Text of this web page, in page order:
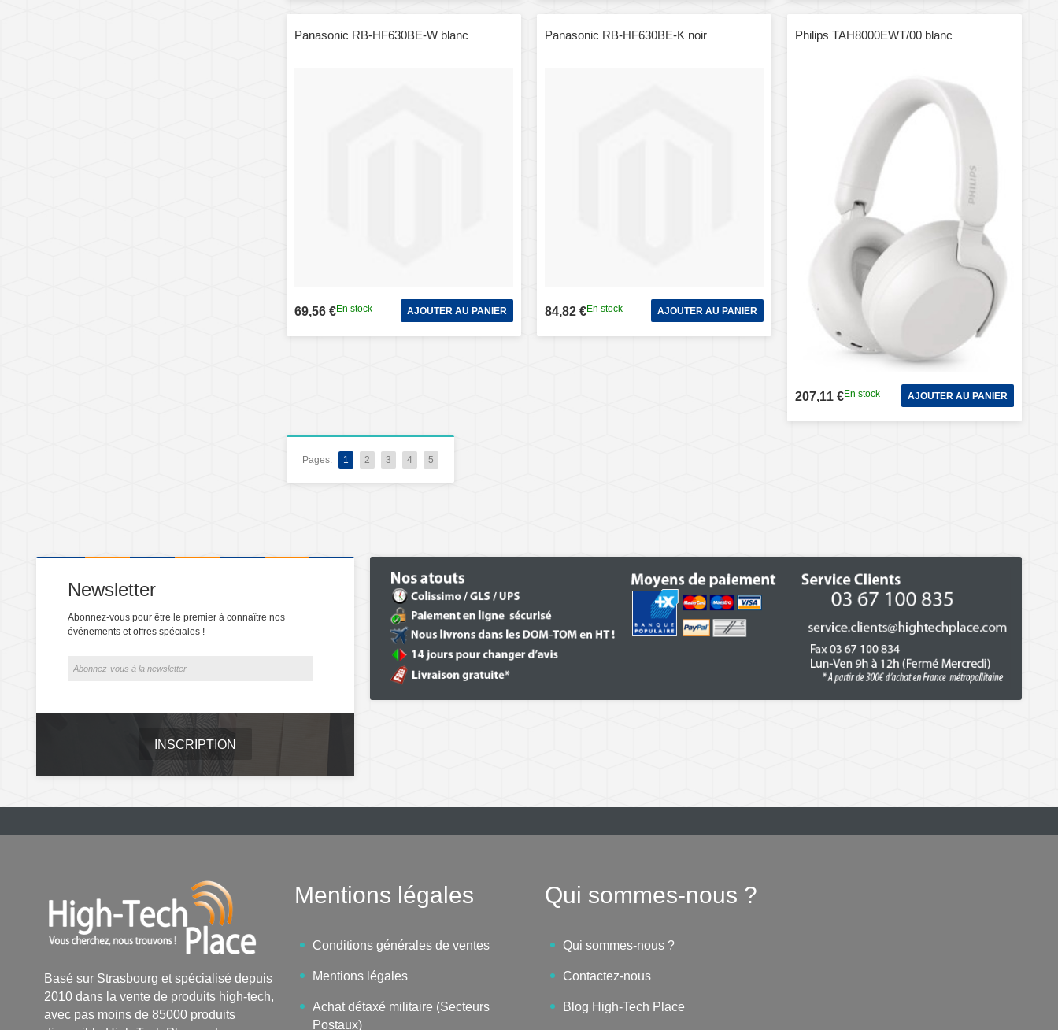
Panasonic RB-HF630BE-W blanc
69,56 €En stock AJOUTER AU PANIER
Panasonic RB-HF630BE-K noir
84,82 €En stock AJOUTER AU PANIER
Philips TAH8000EWT/00 blanc
207,11 €En stock AJOUTER AU PANIER
Pages: 1 2 3 4 5
Newsletter
Abonnez-vous pour être le premier à connaître nos
événements et offres spéciales !
INSCRIPTION
Basé sur Strasbourg et spécialisé depuis
2010 dans la vente de produits high-tech,
avec pas moins de 85000 produits
Mentions légales
Conditions générales de ventes
Mentions légales
Achat détaxé militaire (Secteurs
Postaux)
Qui sommes-nous ?
Qui sommes-nous ?
Contactez-nous
Blog High-Tech Place